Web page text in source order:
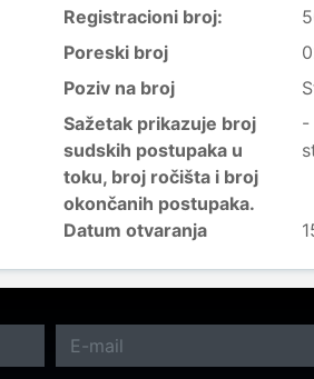
Registracioni broj:
Poreski broj
Poziv na broj
Sažetak prikazuje broj
sudskih postupaka u
toku, broj ročišta i broj
okončanih postupaka.
-
Datum otvaranja